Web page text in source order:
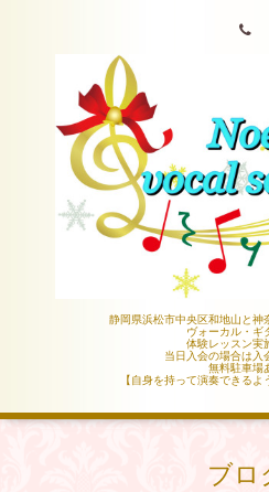
静岡県浜松市中央区和地山と神
ヴォーカル・ギ
体験レッスン実
当日入会の場合は入
無料駐車場
【自身を持って演奏できるよ
ブロ